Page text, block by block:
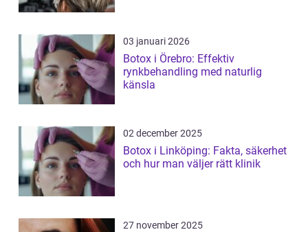
03 januari 2026
Botox i Örebro: Effektiv
rynkbehandling med naturlig
känsla
02 december 2025
Botox i Linköping: Fakta, säkerhet
och hur man väljer rätt klinik
27 november 2025